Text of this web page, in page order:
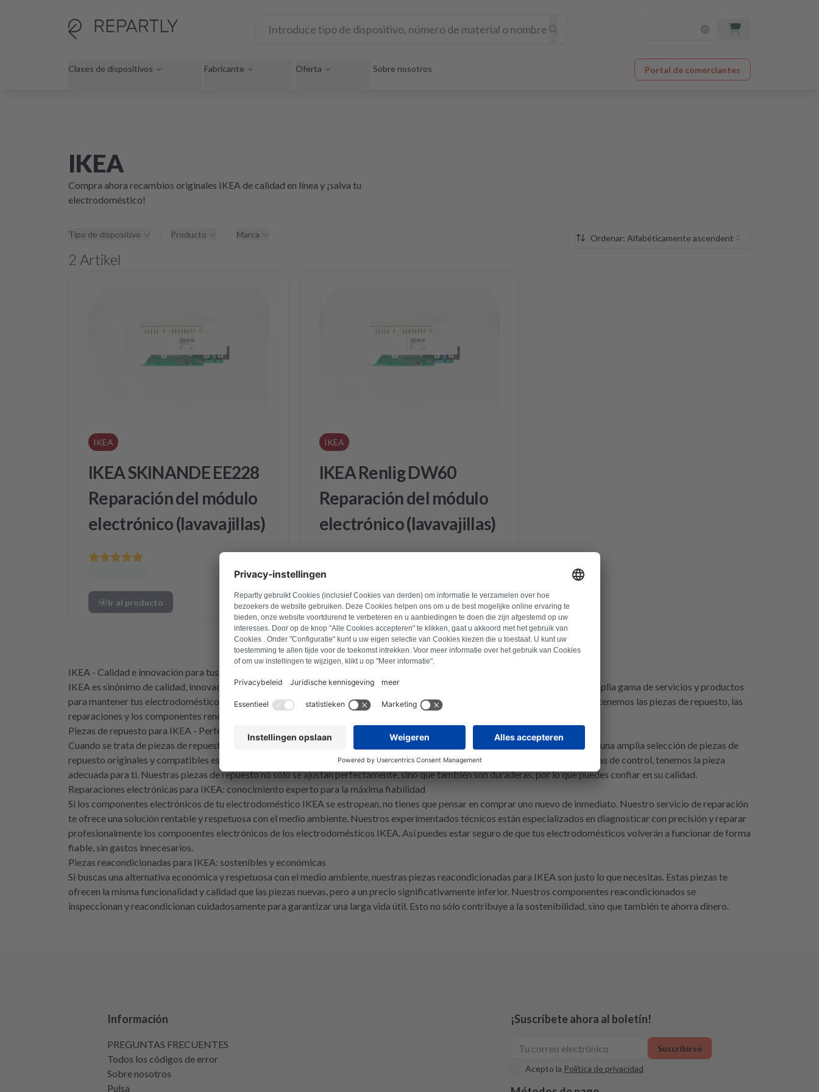
Clases de dispositivos Fabricante Oferta Sobre nosotros Portal de comerciantes
IKEA
Compra ahora recambios originales IKEA de calidad en línea y ¡salva tu
electrodoméstico!
Tipo de dispositivo Producto Marca Ordenar: Alfabéticamente ascendente
2 Artikel
IKEA
IKEA SKINANDE EE228
Reparación del módulo
electrónico (lavavajillas)
Ir al producto
IKEA
IKEA Renlig DW60
Reparación del módulo
electrónico (lavavajillas)
Ir al producto
1
More pages
IKEA - Calidad e innovación para tus electrodomésticos
IKEA es sinónimo de calidad, innovación y fiabilidad en electrodomésticos desde hace décadas. En Repartly, te ofrecemos una amplia gama de servicios y productos
para mantener tus electrodomésticos IKEA en perfecto estado. Tanto si tienes una lavadora, un lavavajillas o una secadora IKEA, tenemos las piezas de repuesto, las
reparaciones y los componentes renovados adecuados para que tus electrodomésticos sigan funcionando sin problemas.
Piezas de repuesto para IKEA - Perfectas y duraderas
Cuando se trata de piezas de repuesto para tus electrodomésticos IKEA, en Repartly has venido al lugar adecuado. Te ofrecemos una amplia selección de piezas de
repuesto originales y compatibles especialmente desarrolladas para IKEA. Ya se trate de bombas, elementos calefactores o placas de control, tenemos la pieza
adecuada para ti. Nuestras piezas de repuesto no sólo se ajustan perfectamente, sino que también son duraderas, por lo que puedes confiar en su calidad.
Reparaciones electrónicas para IKEA: conocimiento experto para la máxima fiabilidad
Si los componentes electrónicos de tu electrodoméstico IKEA se estropean, no tienes que pensar en comprar uno nuevo de inmediato. Nuestro servicio de reparación
te ofrece una solución rentable y respetuosa con el medio ambiente. Nuestros experimentados técnicos están especializados en diagnosticar con precisión y reparar
profesionalmente los componentes electrónicos de los electrodomésticos IKEA. Así puedes estar seguro de que tus electrodomésticos volverán a funcionar de forma
fiable, sin gastos innecesarios.
Piezas reacondicionadas para IKEA: sostenibles y económicas
Si buscas una alternativa económica y respetuosa con el medio ambiente, nuestras piezas reacondicionadas para IKEA son justo lo que necesitas. Estas piezas te
ofrecen la misma funcionalidad y calidad que las piezas nuevas, pero a un precio significativamente inferior. Nuestros componentes reacondicionados se
inspeccionan y reacondicionan cuidadosamente para garantizar una larga vida útil. Esto no sólo contribuye a la sostenibilidad, sino que también te ahorra dinero.
Información
PREGUNTAS FRECUENTES
Todos los códigos de error
Sobre nosotros
Pulsa
¡Suscríbete ahora al boletín!
Acepto la Política de privacidad
Suscribirse